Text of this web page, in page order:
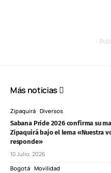
-
Más noticias
Zipaquirá Diversos
Sabana Pride 2026 confirma su
Zipaquirá bajo el lema «Nuestra
responde»
10 Julio, 2026
Bogotá Movilidad